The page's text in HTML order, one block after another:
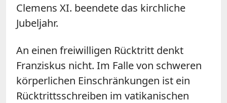
Clemens XI. beendete das kirchliche
Jubeljahr.
An einen freiwilligen Rücktritt denkt
Franziskus nicht. Im Falle von schweren
körperlichen Einschränkungen ist ein
Rücktrittsschreiben im vatikanischen